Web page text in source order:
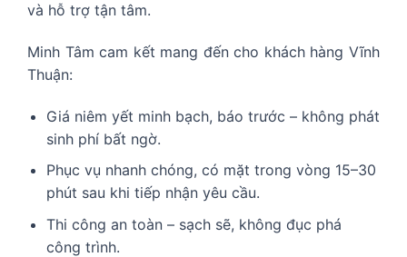
và hỗ trợ tận tâm.
Minh Tâm cam kết mang đến cho khách hàng Vĩnh
Thuận:
Giá niêm yết minh bạch, báo trước – không phát
sinh phí bất ngờ.
Phục vụ nhanh chóng, có mặt trong vòng 15–30
phút sau khi tiếp nhận yêu cầu.
Thi công an toàn – sạch sẽ, không đục phá
công trình.